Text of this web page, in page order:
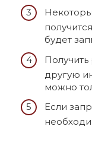
будет
другую
можно
Если